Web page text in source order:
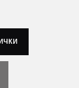
ЕООД